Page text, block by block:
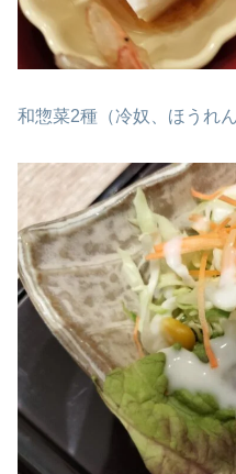
和惣菜2種（冷奴、ほうれ